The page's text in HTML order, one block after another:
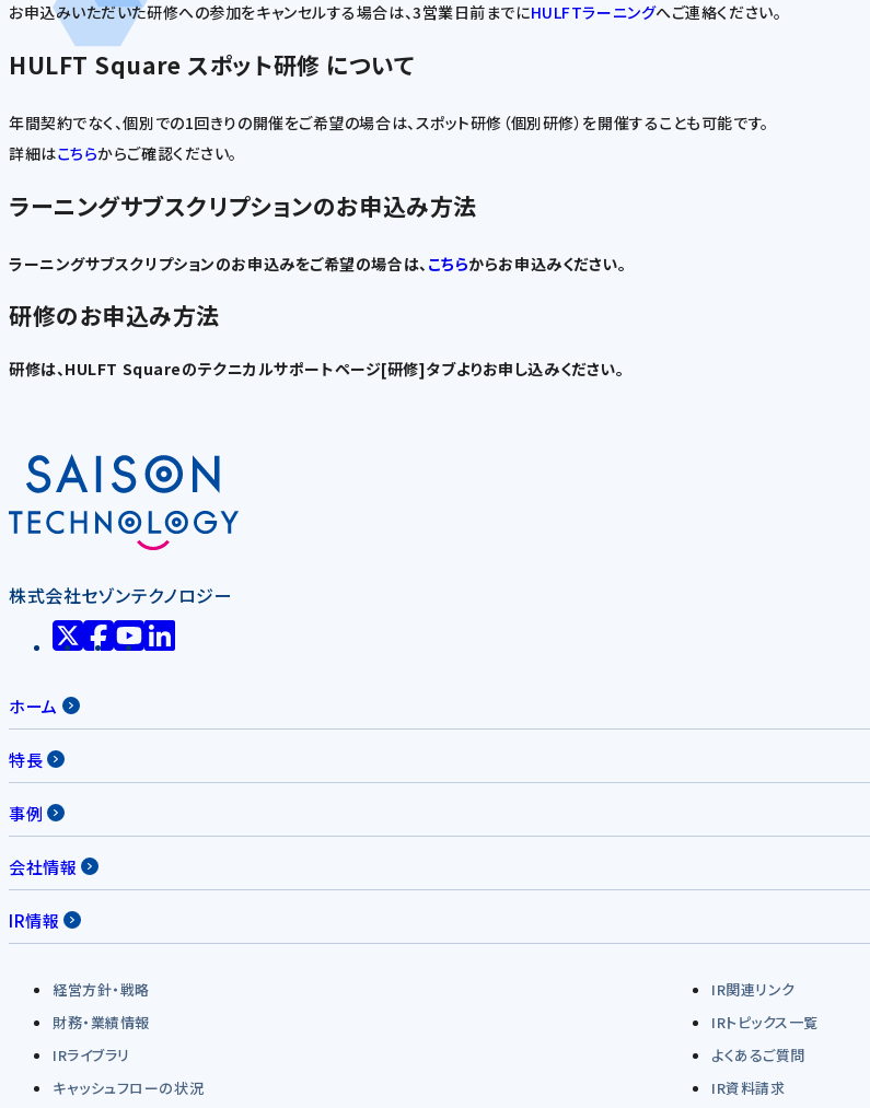
お申込みいただいた研修への参加をキャンセルする場合は、3営業日前までにHULFTラーニングへご連絡ください。
HULFT Square スポット研修 について
年間契約でなく、個別での1回きりの開催をご希望の場合は、スポット研修（個別研修）を開催することも可能です。
詳細はこちらからご確認ください。
ラーニングサブスクリプションのお申込み方法
ラーニングサブスクリプションのお申込みをご希望の場合は、 こちらからお申込みください。
研修のお申込み方法
研修は、HULFT Squareのテクニカルサポートページ[研修]タブよりお申し込みください。
株式会社セゾンテクノロジー
ホーム
特長
事例
会社情報
IR情報
経営方針・戦略
IR関連リンク
財務・業績情報
IRトピックス一覧
IRライブラリ
よくあるご質問
キャッシュフローの状況
IR資料請求